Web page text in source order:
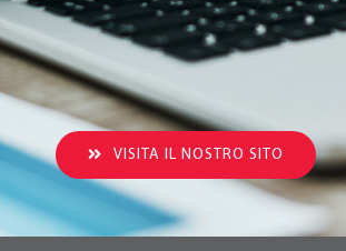
VISITA IL NOSTRO SITO